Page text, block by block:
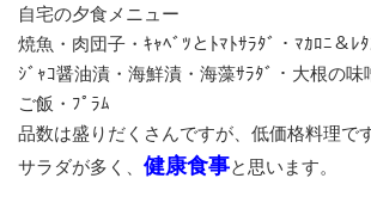
自宅の夕食メニュー
焼魚・肉団子・ｷｬﾍﾞﾂとﾄﾏﾄｻﾗﾀﾞ・ﾏｶﾛﾆ＆ﾚﾀ
ｼﾞｬｺ醤油漬・海鮮漬・海藻ｻﾗﾀﾞ・大根の味
ご飯・ﾌﾟﾗﾑ
品数は盛りだくさんですが、低価格料理です
サラダが多く、 健康食事と思います。